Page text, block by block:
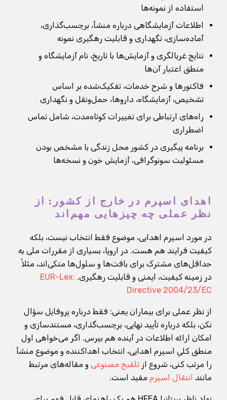
استفاده از نمونه‌ها
اطلاعات آزمایشگاهی درباره منشأ، برچسب‌گذاری،
آماده‌سازی، نگهداری و قابلیت رهگیری نمونه
نتایج غربالگری و آزمایش‌ها با تاریخ، نام آزمایشگاه و
منطق اعتبار آن‌ها
فاکتورها و شرح خدمات، تفکیک‌شده بر اساس
تشخیص، آزمایشگاه، داروها، حمل‌ونقل و نگهداری
راه‌های ارتباطی برای تغییرات کوتاه‌مدت، شامل تماس
اضطراری
برنامه پیگیری در کشور محل زندگی با مشخص بودن
مسئولیت سونوگرافی، آزمایش خون و نسخه‌ها
اهدای اسپرم در خارج از کشور: از
نظر عملی چه چیزهایی مهم‌اند
در مورد اسپرم اهدایی، موضوع فقط انتخاب نیست، بلکه
کیفیت فرایند هم هست. در اروپا، بسیاری از مقررات ملی به
حداقل‌های مشترک برای بافت‌ها و سلول‌ها متکی‌اند، مثلاً
در زمینه کیفیت، ایمنی و قابلیت رهگیری. EUR-Lex:
Directive 2004/23/EC
از نظر عملی برای بیماران یعنی: فقط درباره پروفایل سؤال
نکن، بلکه درباره تأیید نهایی، برچسب‌گذاری، مستندسازی و
امکان ارائه اطلاعات در آینده هم بپرس. اگر می‌خواهی اول
منطق کلیِ اسپرم اهدایی، انتخاب اهداکننده و موضوع منشأ
را مرتب کنی، شروع از تلقیح مصنوعی و مقاله‌های مرتبط
مانند انتقال اسپرم مفید است.